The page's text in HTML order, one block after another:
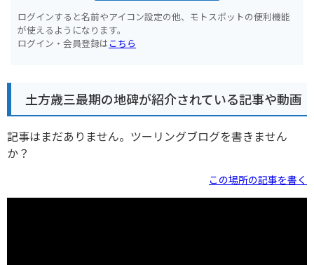
ログインすると名前やアイコン設定の他、モトスポットの便利機能
が使えるようになります。
ログイン・会員登録はこちら
土方歳三最期の地碑が紹介されている記事や動画
記事はまだありません。ツーリングブログを書きません
か？
この場所の記事を書く